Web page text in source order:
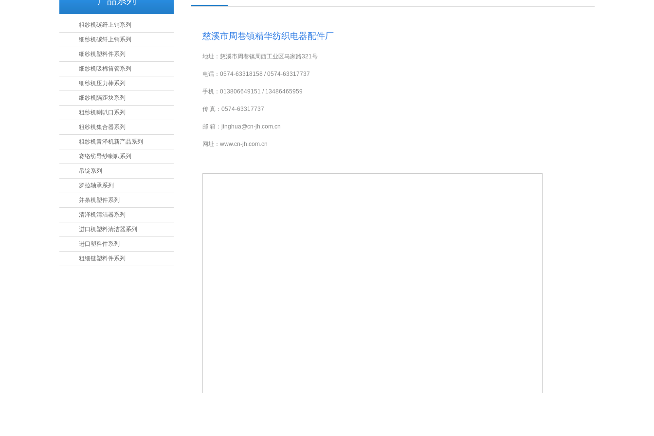
粗纱机碳纤上销系列
细纱机碳纤上销系列
细纱机塑料件系列
细纱机吸棉笛管系列
细纱机压力棒系列
细纱机隔距块系列
粗纱机喇叭口系列
粗纱机集合器系列
粗纱机青泽机新产品系列
赛络纺导纱喇叭系列
吊锭系列
罗拉轴承系列
并条机塑件系列
清泽机清洁器系列
进口机塑料清洁器系列
进口塑料件系列
粗细链塑料件系列
慈溪市周巷镇精华纺织电器配件厂
地址：慈溪市周巷镇周西工业区马家路321号
电话：0574-63318158 / 0574-63317737
手机：013806649151 / 13486465959
传 真：0574-63317737
邮 箱：jinghua@cn-jh.com.cn
网址：www.cn-jh.com.cn